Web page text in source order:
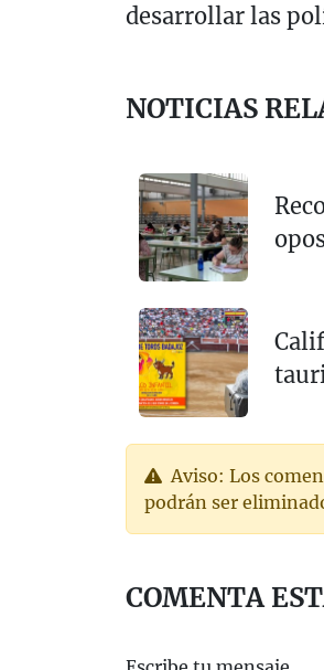
desarrollar las
NOTICIAS
Aviso: Los
podrán ser
COMENTA